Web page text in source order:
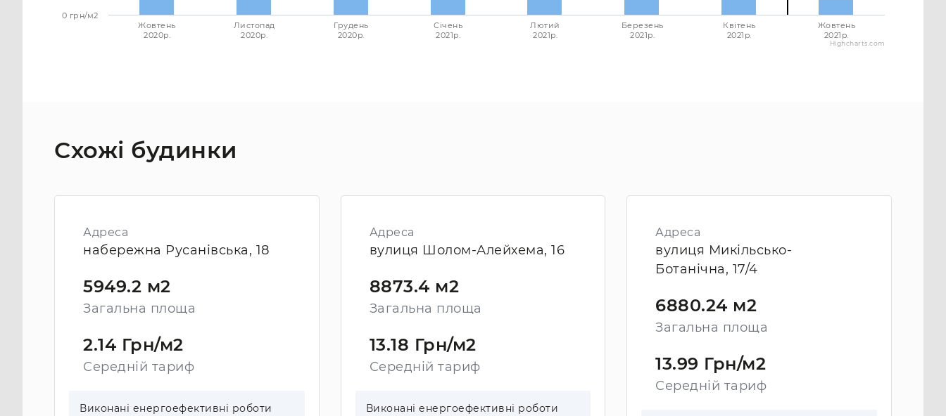
Жовтень
2020p.
Листопад
2020p.
Грудень
2020p.
Січень
2021p.
Лютий
2021p.
Березень
2021p.
Квітень
2021p.
Жовтень
2021p.
0 грн/м2
Highcharts.com
Схожі будинки
Адреса
набережна Русанівська, 18
5949.2 м2
Загальна площа
2.14 Грн/м2
Середній тариф
Виконані енергоефективні роботи
Адреса
вулиця Шолом-Алейхема, 16
8873.4 м2
Загальна площа
13.18 Грн/м2
Середній тариф
Виконані енергоефективні роботи
Адреса
вулиця Микільсько-
Ботанічна, 17/4
6880.24 м2
Загальна площа
13.99 Грн/м2
Середній тариф